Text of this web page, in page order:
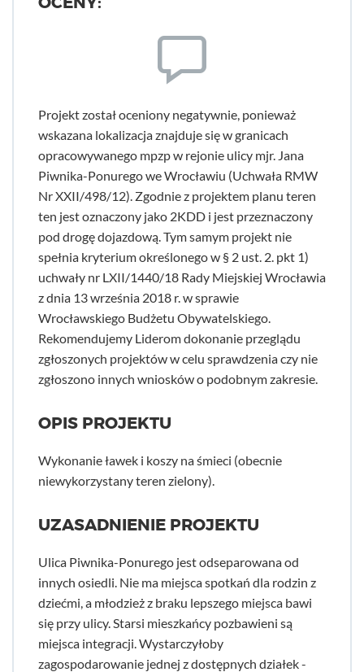
Projekt został oceniony negatywnie, ponieważ
wskazana lokalizacja znajduje się w granicach
opracowywanego mpzp w rejonie ulicy mjr. Jana
Piwnika-Ponurego we Wrocławiu (Uchwała RMW
Nr XXII/498/12). Zgodnie z projektem planu teren
ten jest oznaczony jako 2KDD i jest przeznaczony
pod drogę dojazdową. Tym samym projekt nie
spełnia kryterium określonego w § 2 ust. 2. pkt 1)
uchwały nr LXII/1440/18 Rady Miejskiej Wrocławia
z dnia 13 września 2018 r. w sprawie
Wrocławskiego Budżetu Obywatelskiego.
Rekomendujemy Liderom dokonanie przeglądu
zgłoszonych projektów w celu sprawdzenia czy nie
zgłoszono innych wniosków o podobnym zakresie.
OPIS PROJEKTU
Wykonanie ławek i koszy na śmieci (obecnie
niewykorzystany teren zielony).
UZASADNIENIE PROJEKTU
Ulica Piwnika-Ponurego jest odseparowana od
innych osiedli. Nie ma miejsca spotkań dla rodzin z
dziećmi, a młodzież z braku lepszego miejsca bawi
się przy ulicy. Starsi mieszkańcy pozbawieni są
miejsca integracji. Wystarczyłoby
zagospodarowanie jednej z dostępnych działek -